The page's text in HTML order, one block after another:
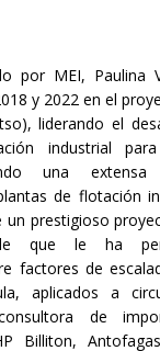
por MEI, Paulina
y 2022 en el
liderando el
industrial
una
de flotación
un prestigioso
que le ha
factores de
aplicados a
de
Billiton,